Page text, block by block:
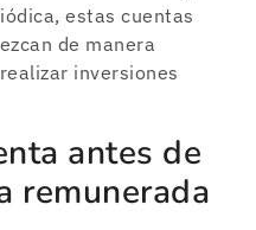
estas cuentas
de manera
inversiones
antes de
remunerada